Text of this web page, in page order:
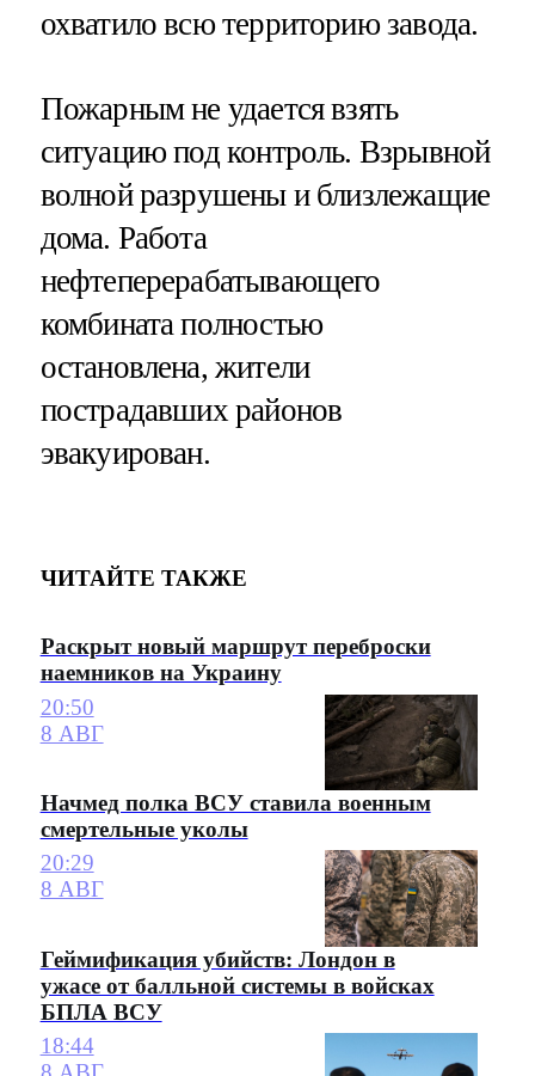
охватило всю территорию завода.
Пожарным не удается взять
ситуацию под контроль. Взрывной
волной разрушены и близлежащие
дома. Работа
нефтеперерабатывающего
комбината полностью
остановлена, жители
пострадавших районов
эвакуирован.
ЧИТАЙТЕ ТАКЖЕ
Раскрыт новый маршрут переброски
наемников на Украину
20:50
8 АВГ
Начмед полка ВСУ ставила военным
смертельные уколы
20:29
8 АВГ
Геймификация убийств: Лондон в
ужасе от балльной системы в войсках
БПЛА ВСУ
18:44